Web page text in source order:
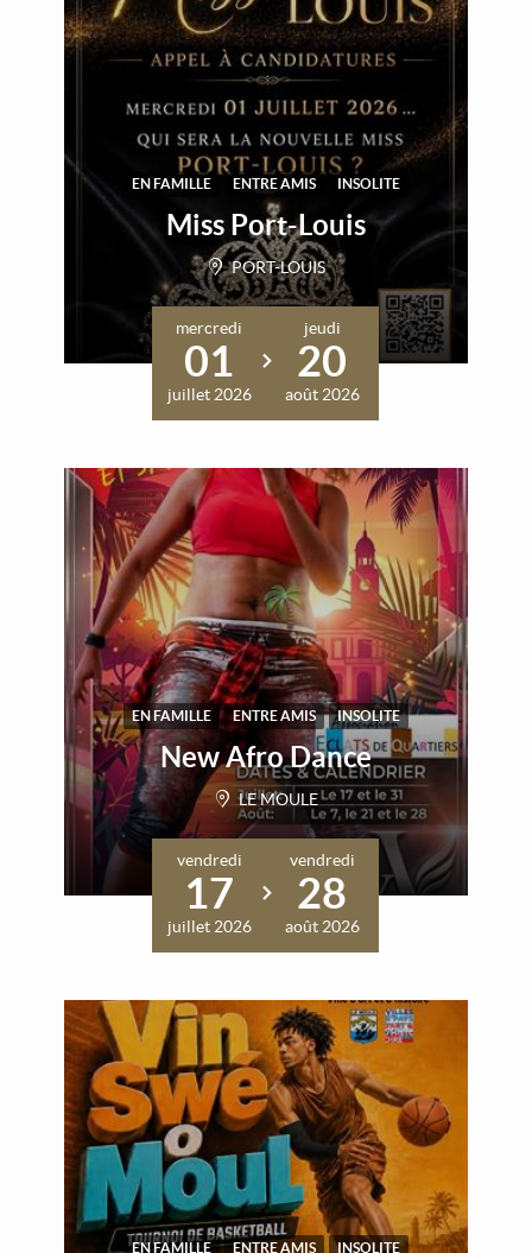
EN FAMILLE ENTRE AMIS INSOLITE
Miss Port-Louis
PORT-LOUIS
mercredi
01
juillet 2026
jeudi
20
août 2026
EN FAMILLE ENTRE AMIS INSOLITE
New Afro Dance
LE MOULE
vendredi
17
juillet 2026
vendredi
28
août 2026
EN FAMILLE ENTRE AMIS INSOLITE